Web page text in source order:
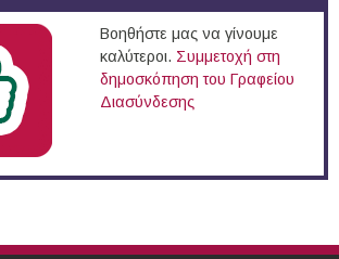
Βοηθήστε μας να γίνουμε
καλύτεροι. Συμμετοχή στη
δημοσκόπηση του Γραφείου
Διασύνδεσης